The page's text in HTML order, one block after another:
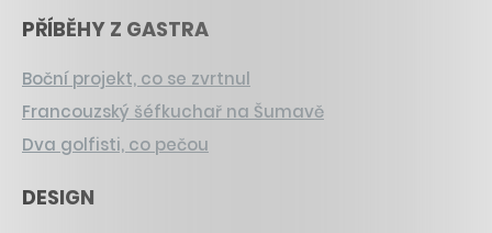
PŘÍBĚHY Z GASTRA
Boční projekt, co se zvrtnul
Francouzský šéfkuchař na Šumavě
Dva golfisti, co pečou
DESIGN